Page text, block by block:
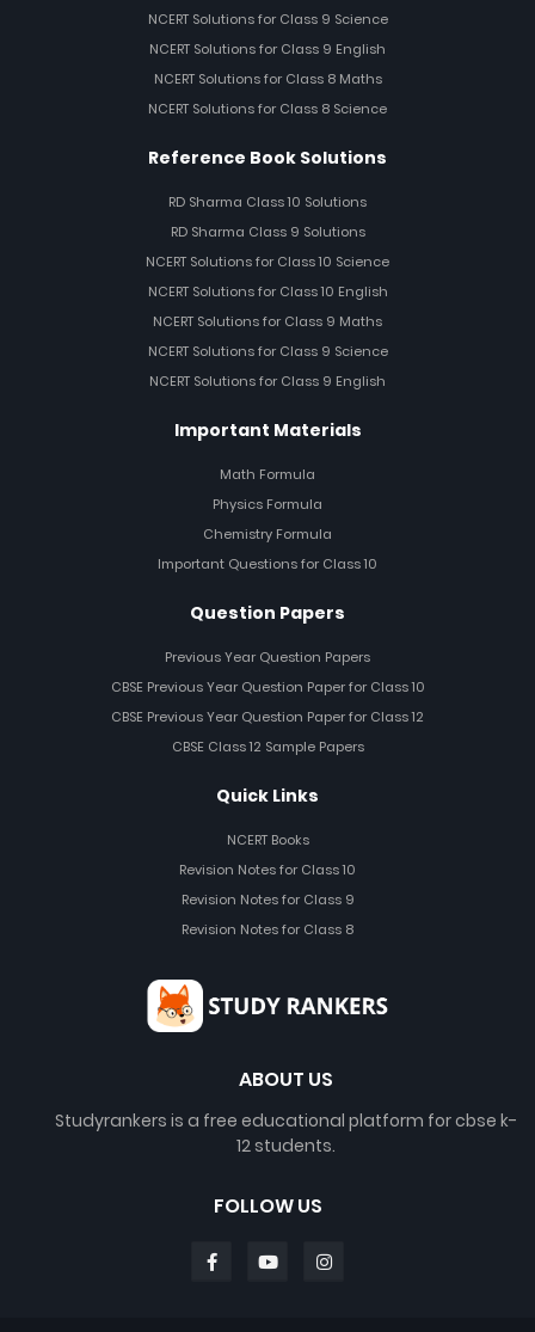
NCERT Solutions for Class 9 Science
NCERT Solutions for Class 9 English
NCERT Solutions for Class 8 Maths
NCERT Solutions for Class 8 Science
Reference Book Solutions
RD Sharma Class 10 Solutions
RD Sharma Class 9 Solutions
NCERT Solutions for Class 10 Science
NCERT Solutions for Class 10 English
NCERT Solutions for Class 9 Maths
NCERT Solutions for Class 9 Science
NCERT Solutions for Class 9 English
Important Materials
Math Formula
Physics Formula
Chemistry Formula
Important Questions for Class 10
Question Papers
Previous Year Question Papers
CBSE Previous Year Question Paper for Class 10
CBSE Previous Year Question Paper for Class 12
CBSE Class 12 Sample Papers
Quick Links
NCERT Books
Revision Notes for Class 10
Revision Notes for Class 9
Revision Notes for Class 8
ABOUT US
Studyrankers is a free educational platform for cbse k-
12 students.
FOLLOW US